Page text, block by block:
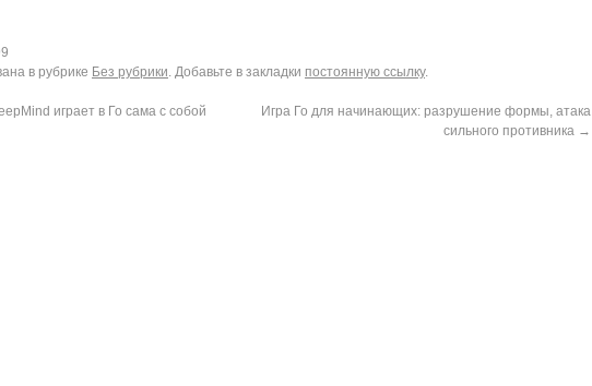
в рубрике Без рубрики. Добавьте в закладки постоянную ссылку.
играет в Го сама с собой
Игра Го для начинающих: разрушение формы, атака
сильного противника →